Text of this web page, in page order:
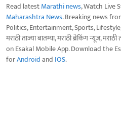
Read latestMarathi news, Watch Live
Maharashtra News. Breaking news
Politics, Entertainment, Sports,
मराठी ताज्या बातम्या, मराठी ब्रेकिंग न्यूज,
on Esakal Mobile App. Download the
forAndroidand IOS.